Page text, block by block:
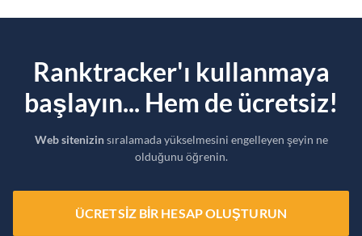
Ranktracker'ı kullanmaya
başlayın... Hem de ücretsiz!
Web sitenizinsıralamada yükselmesini engelleyen şeyin ne
olduğunu öğrenin.
ÜCRETSIZ BIR HESAP OLUŞTURUN